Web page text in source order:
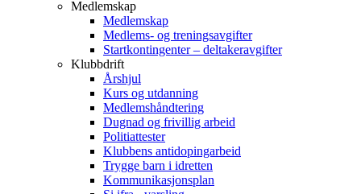
Medlemskap
Medlemskap
Medlems- og treningsavgifter
Startkontingenter – deltakeravgifter
Klubbdrift
Årshjul
Kurs og utdanning
Medlemshåndtering
Dugnad og frivillig arbeid
Politiattester
Klubbens antidopingarbeid
Trygge barn i idretten
Kommunikasjonsplan